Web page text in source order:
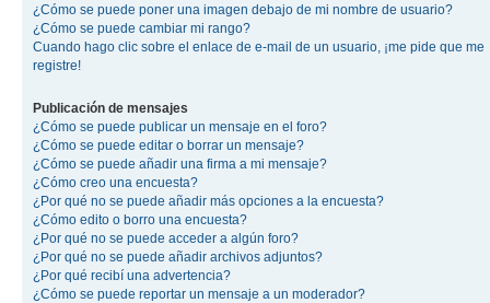
¿Cómo se puede poner una imagen debajo de mi nombre de usuario?
¿Cómo se puede cambiar mi rango?
Cuando hago clic sobre el enlace de e-mail de un usuario, ¡me pide que me
registre!
Publicación de mensajes
¿Cómo se puede publicar un mensaje en el foro?
¿Cómo se puede editar o borrar un mensaje?
¿Cómo se puede añadir una firma a mi mensaje?
¿Cómo creo una encuesta?
¿Por qué no se puede añadir más opciones a la encuesta?
¿Cómo edito o borro una encuesta?
¿Por qué no se puede acceder a algún foro?
¿Por qué no se puede añadir archivos adjuntos?
¿Por qué recibí una advertencia?
¿Cómo se puede reportar un mensaje a un moderador?